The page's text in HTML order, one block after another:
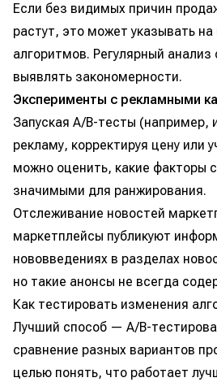
Если без видимых причин
растут, это может указывать
алгоритмов. Регулярный
выявлять закономерности.
Эксперименты с рекламными
Запуская A/B-тесты (например,
рекламу, корректируя цену или
можно оценить, какие факторы
значимыми для ранжирования.
Отслеживание новостей
маркетплейсы публикуют
нововведениях в разделах
но такие анонсы не всегда
Как тестировать изменения
Лучший способ — A/B-
сравнение разных вариантов
целью понять, что работает